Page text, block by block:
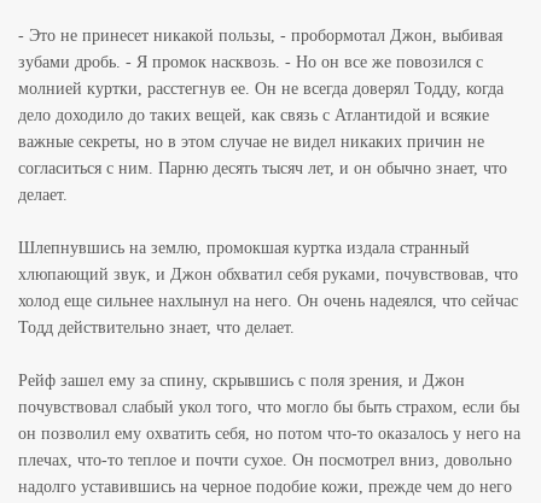
- Это не принесет никакой пользы, - пробормотал Джон, выбивая
зубами дробь. - Я промок насквозь. - Но он все же повозился с
молнией куртки, расстегнув ее. Он не всегда доверял Тодду, когда
дело доходило до таких вещей, как связь с Атлантидой и всякие
важные секреты, но в этом случае не видел никаких причин не
согласиться с ним. Парню десять тысяч лет, и он обычно знает, что
делает.
Шлепнувшись на землю, промокшая куртка издала странный
хлюпающий звук, и Джон обхватил себя руками, почувствовав, что
холод еще сильнее нахлынул на него. Он очень надеялся, что сейчас
Тодд действительно знает, что делает.
Рейф зашел ему за спину, скрывшись с поля зрения, и Джон
почувствовал слабый укол того, что могло бы быть страхом, если бы
он позволил ему охватить себя, но потом что-то оказалось у него на
плечах, что-то теплое и почти сухое. Он посмотрел вниз, довольно
надолго уставившись на черное подобие кожи, прежде чем до него